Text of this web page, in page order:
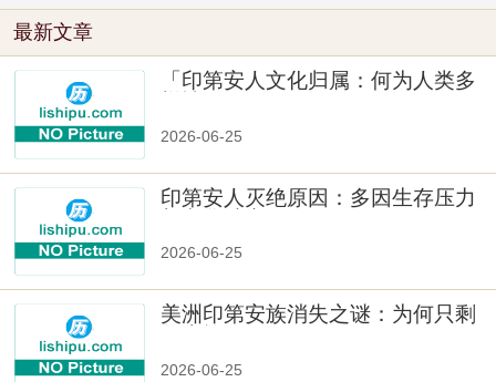
最新文章
「印第安人文化归属：何为人类多
2026-06-25
印第安人灭绝原因：多因生存压力
2026-06-25
美洲印第安族消失之谜：为何只剩
2026-06-25